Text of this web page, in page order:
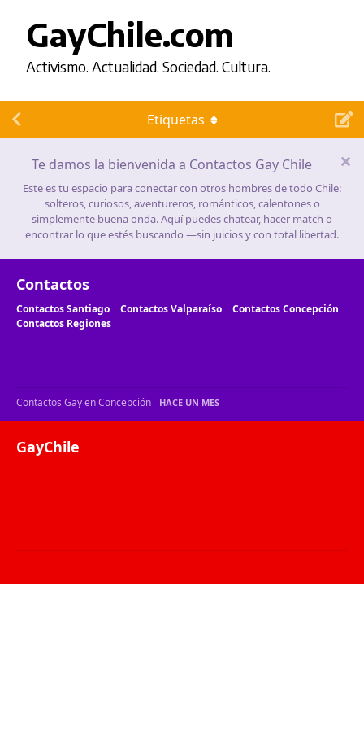
GayChile.com
Activismo. Actualidad. Sociedad. Cultura.
Te damos la bienvenida a Contactos Gay Chile
Este es tu espacio para conectar con otros hombres de todo Chile:
solteros, curiosos, aventureros, románticos, calentones o
simplemente buena onda. Aquí puedes chatear, hacer match o
encontrar lo que estés buscando —sin juicios y con total libertad.
Etiquetas
Contactos
Contactos Santiago Contactos Valparaíso
Contactos Concepción
Contactos Regiones
Contactos Gay en Concepción HACE UN MES
GayChile